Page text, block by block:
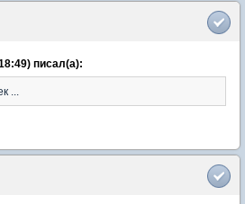
писал(а):
...